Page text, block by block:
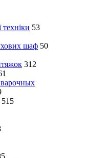
53
шаф 50
312
515